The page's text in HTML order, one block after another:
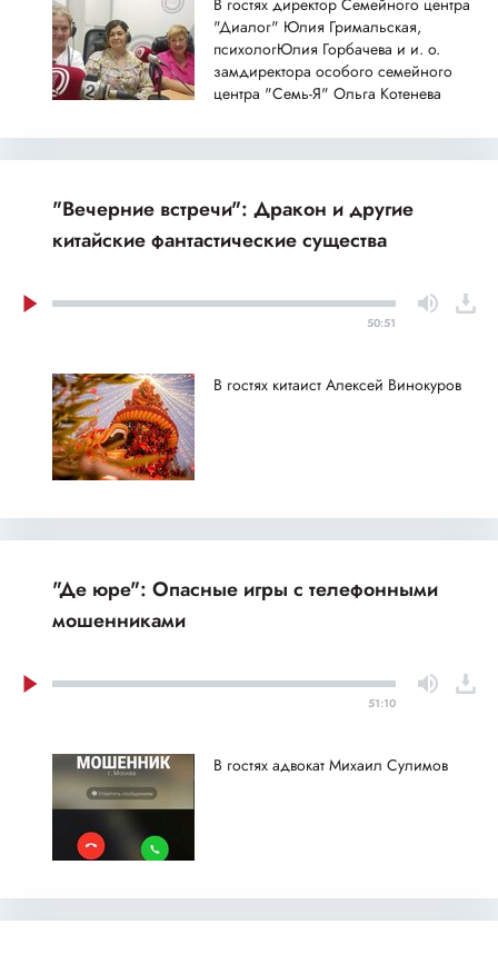
В гостях директор Семейного центра
"Диалог" Юлия Гримальская,
психологЮлия Горбачева и и. о.
замдиректора особого семейного
центра "Семь-Я" Ольга Котенева
"Вечерние встречи": Дракон и другие
китайские фантастические существа
50:51
В гостях китаист Алексей Винокуров
"Де юре": Опасные игры с телефонными
мошенниками
51:10
В гостях адвокат Михаил Сулимов